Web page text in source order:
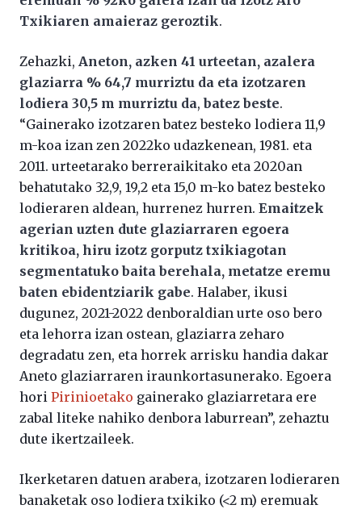
Txikiaren amaieraz geroztik.
Zehazki, Aneton, azken 41 urteetan, azalera
glaziarra % 64,7 murriztu da eta izotzaren
lodiera 30,5 m murriztu da,batez beste.
“Gainerako izotzaren batez besteko lodiera 11,9
m-koa izan zen 2022ko udazkenean, 1981. eta
2011. urteetarako berreraikitako eta 2020an
behatutako 32,9, 19,2 eta 15,0 m-ko batez besteko
lodieraren aldean, hurrenez hurren. Emaitzek
agerian uzten dute glaziarraren egoera
kritikoa, hiru izotz gorputz txikiagotan
segmentatuko baita berehala, metatze eremu
baten ebidentziarik gabe. Halaber, ikusi
dugunez, 2021-2022 denboraldian urte oso bero
eta lehorra izan ostean, glaziarra zeharo
degradatu zen, eta horrek arrisku handia dakar
Aneto glaziarraren iraunkortasunerako. Egoera
hori Pirinioetako gainerako glaziarretara ere
zabal liteke nahiko denbora laburrean”, zehaztu
dute ikertzaileek.
Ikerketaren datuen arabera, izotzaren lodieraren
banaketak oso lodiera txikiko (<2 m) eremuak